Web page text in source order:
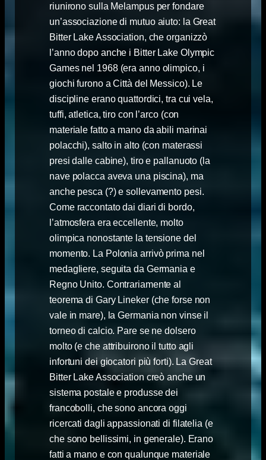
riunirono sulla Melampus per fondare
un’associazione di mutuo aiuto: la Great
Bitter Lake Association, che organizzò
l’anno dopo anche i Bitter Lake Olympic
Games nel 1968 (era anno olimpico, i
giochi furono a Città del Messico). Le
discipline erano quattordici, tra cui vela,
tuffi, atletica, tiro con l’arco (con
materiale fatto a mano da abili marinai
polacchi), salto in alto (con materassi
presi dalle cabine), tiro e pallanuoto (la
nave polacca aveva una piscina), ma
anche pesca (?) e sollevamento pesi.
Come raccontato dai diari di bordo,
l’atmosfera era eccellente, molto
olimpica nonostante la tensione del
momento. La Polonia arrivò prima nel
medagliere, seguita da Germania e
Regno Unito. Contrariamente al
teorema di Gary Lineker (che forse non
vale in mare), la Germania non vinse il
torneo di calcio. Pare se ne dolsero
molto (e che attribuirono il tutto agli
infortuni dei giocatori più forti). La Great
Bitter Lake Association creò anche un
sistema postale e produsse dei
francobolli, che sono ancora oggi
ricercati dagli appassionati di filatelia (e
che sono bellissimi, in generale). Erano
fatti a mano e con qualunque materiale